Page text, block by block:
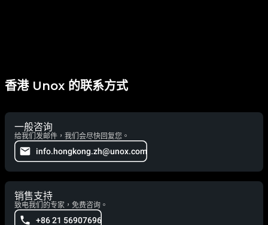
香港 Unox 的联系方式
一般咨询
给我们发邮件，我们会尽快回复您。
info.hongkong.zh@unox.com
销售支持
致电我们的专家，免费咨询。
+86 21 56907696